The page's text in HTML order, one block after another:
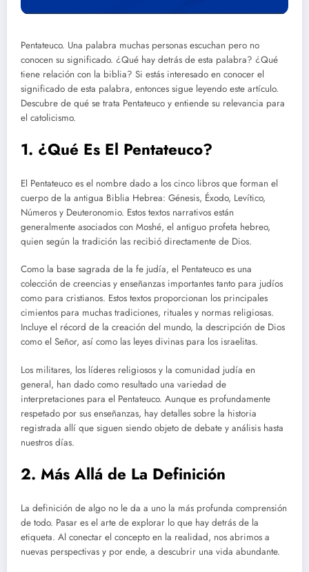
Pentateuco. Una palabra muchas personas escuchan pero no
conocen su significado. ¿Qué hay detrás de esta palabra? ¿Qué
tiene relación con la biblia? Si estás interesado en conocer el
significado de esta palabra, entonces sigue leyendo este artículo.
Descubre de qué se trata Pentateuco y entiende su relevancia para
el catolicismo.
1. ¿Qué Es El Pentateuco?
El Pentateuco es el nombre dado a los cinco libros que forman el
cuerpo de la antigua Biblia Hebrea: Génesis, Éxodo, Levítico,
Números y Deuteronomio. Estos textos narrativos están
generalmente asociados con Moshé, el antiguo profeta hebreo,
quien según la tradición las recibió directamente de Dios.
Como la base sagrada de la fe judía, el Pentateuco es una
colección de creencias y enseñanzas importantes tanto para judíos
como para cristianos. Estos textos proporcionan los principales
cimientos para muchas tradiciones, rituales y normas religiosas.
Incluye el récord de la creación del mundo, la descripción de Dios
como el Señor, así como las leyes divinas para los israelitas.
Los militares, los líderes religiosos y la comunidad judía en
general, han dado como resultado una variedad de
interpretaciones para el Pentateuco. Aunque es profundamente
respetado por sus enseñanzas, hay detalles sobre la historia
registrada allí que siguen siendo objeto de debate y análisis hasta
nuestros días.
2. Más Allá de La Definición
La definición de algo no le da a uno la más profunda comprensión
de todo. Pasar es el arte de explorar lo que hay detrás de la
etiqueta. Al conectar el concepto en la realidad, nos abrimos a
nuevas perspectivas y por ende, a descubrir una vida abundante.